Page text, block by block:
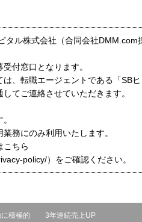
タル株式会社（合同会社DMM.com
付窓口となります。
、転職エージェントである「SBヒ
てご連絡させていただきます。
務にのみ利用いたします。
ちら
policy/）をご確認ください。
積極的
3年連続売上UP